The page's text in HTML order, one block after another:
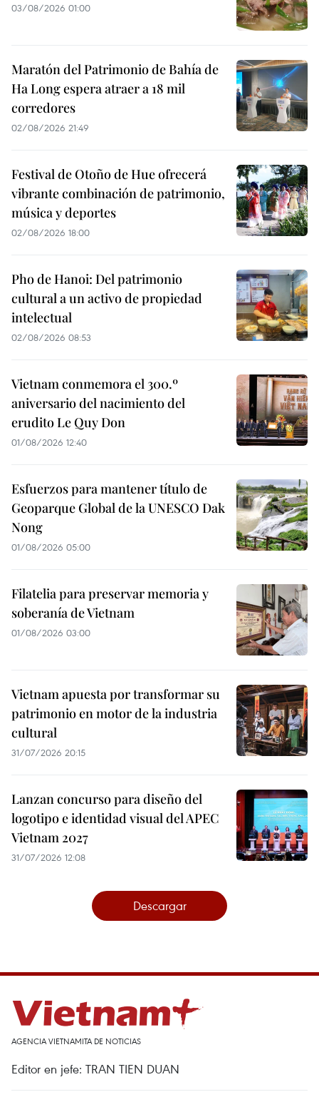
03/08/2026 01:00
Maratón del Patrimonio de Bahía de
Ha Long espera atraer a 18 mil
corredores
02/08/2026 21:49
Festival de Otoño de Hue ofrecerá
vibrante combinación de patrimonio,
música y deportes
02/08/2026 18:00
Pho de Hanoi: Del patrimonio
cultural a un activo de propiedad
intelectual
02/08/2026 08:53
Vietnam conmemora el 300.º
aniversario del nacimiento del
erudito Le Quy Don
01/08/2026 12:40
Esfuerzos para mantener título de
Geoparque Global de la UNESCO Dak
Nong
01/08/2026 05:00
Filatelia para preservar memoria y
soberanía de Vietnam
01/08/2026 03:00
Vietnam apuesta por transformar su
patrimonio en motor de la industria
cultural
31/07/2026 20:15
Lanzan concurso para diseño del
logotipo e identidad visual del APEC
Vietnam 2027
31/07/2026 12:08
Descargar
AGENCIA VIETNAMITA DE NOTICIAS
Editor en jefe: TRAN TIEN DUAN